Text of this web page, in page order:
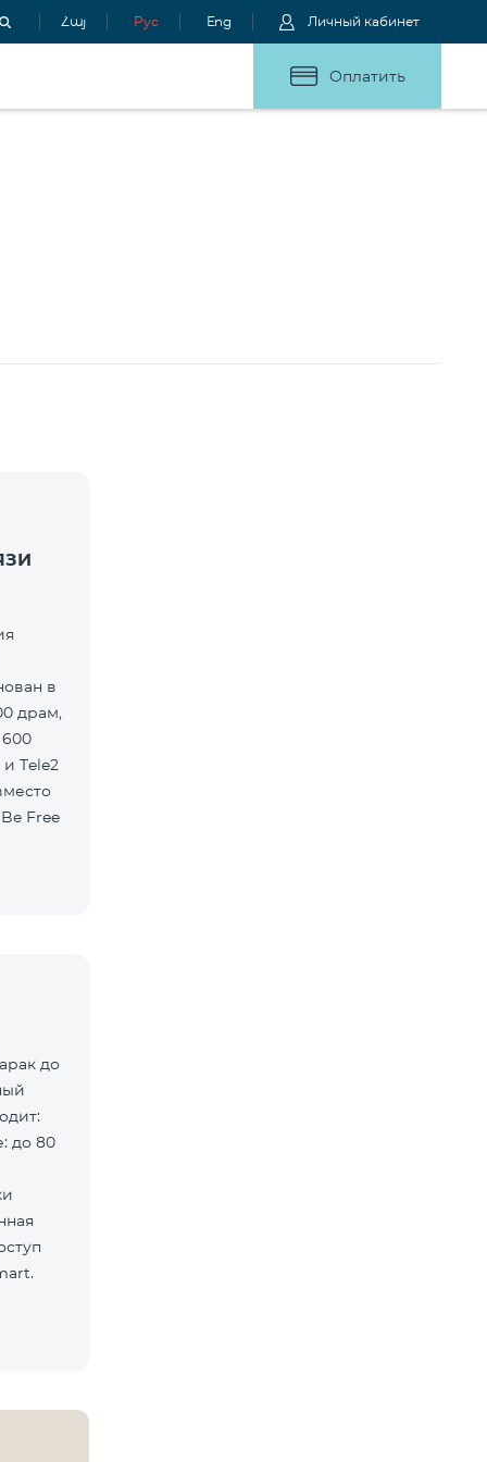
Հայ Рус Eng Личный кабинет
Оплатить
в
драм,
Tele2
Free
до
до 80